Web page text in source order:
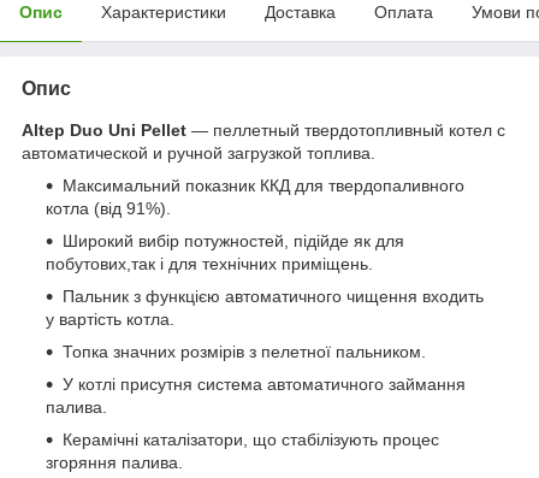
Опис Характеристики Доставка Оплата Умови
Опис
Altep Duo Uni Pellet — пеллетный твердотопливный котел с
автоматической и ручной загрузкой топлива.
Максимальний показник ККД для твердопаливного
котла (від 91%).
Широкий вибір потужностей, підійде як для
побутових,так і для технічних приміщень.
Пальник з функцією автоматичного чищення входить
у вартість котла.
Топка значних розмірів з пелетної пальником.
У котлі присутня система автоматичного займання
палива.
Керамічні каталізатори, що стабілізують процес
згоряння палива.